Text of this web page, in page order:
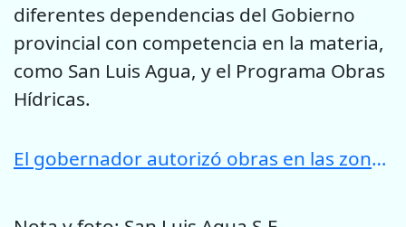
diferentes dependencias del Gobierno
provincial con competencia en la materia,
como San Luis Agua, y el Programa Obras
Hídricas.
El gobernador autorizó obras en las zonas afectadas por el temporal, por más de $33 millones